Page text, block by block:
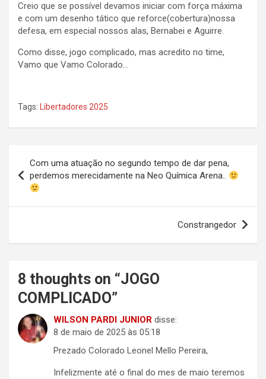
Creio que se possível devamos iniciar com força máxima
e com um desenho tático que reforce(cobertura)nossa
defesa, em especial nossos alas, Bernabei e Aguirre.
Como disse, jogo complicado, mas acredito no time,
Vamo que Vamo Colorado…
Tags: Libertadores 2025
de
Post
Com uma atuação no segundo tempo de dar pena,
perdemos merecidamente na Neo Química Arena..
Constrangedor
8 thoughts on “JOGO
COMPLICADO”
WILSON PARDI JUNIOR disse:
8 de maio de 2025 às 05:18
Prezado Colorado Leonel Mello Pereira,
Infelizmente até o final do mes de maio teremos